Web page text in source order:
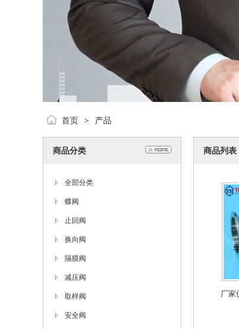
首页 > 产品
商品分类
全部分类
蝶阀
止回阀
换向阀
隔膜阀
减压阀
取样阀
安全阀
商品列表
厂家